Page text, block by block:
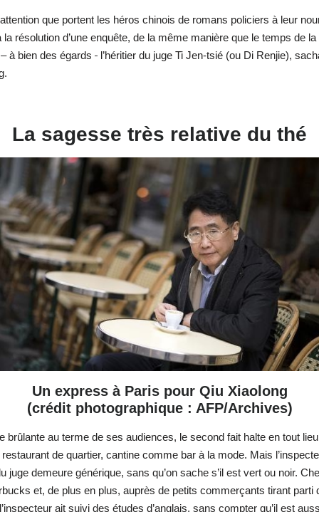
que portent les héros chinois de romans policiers à leur
résolution d’une enquête, de la même manière que le temps de
à bien des égards
l’héritier du juge Ti Jen-tsié (ou Di Renjie),
La sagesse très relative du thé
Un express à Paris pour Qiu Xiaolong
(crédit photographique : AFP/Archives)
au terme de ses audiences, le second fait halte en tout
de quartier, cantine comme bar à la mode. Mais
demeure générique, sans qu’on sache s’il est vert ou noir.
et, de plus en plus, auprès de petits commerçants tirant
ait suivi des études d’anglais, sans compter qu’il est